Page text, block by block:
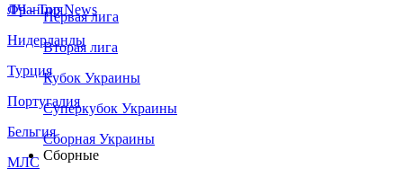
Франция
Нидерланды
Турция
Португалия
Бельгия
МЛС
ЛЧ - Top News
Первая лига
Вторая лига
Кубок Украины
Суперкубок Украины
Сборная Украины
Сборные